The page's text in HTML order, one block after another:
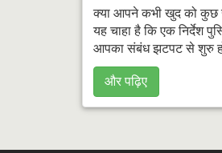
क्या आपने कभी खुद को कुछ
यह चाहा है कि एक निर्देश
आपका संबंध झटपट से शुरु
और पढ़िए